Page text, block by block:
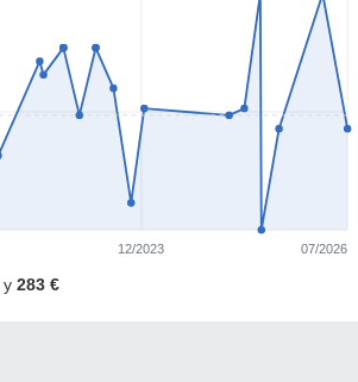
12/2023 07/2026
y 283 €